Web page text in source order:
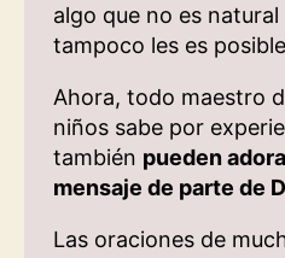
algo que no es
tampoco les es
Ahora, todo maestro
niños sabe por
también pueden
mensaje de parte de
Las oraciones de